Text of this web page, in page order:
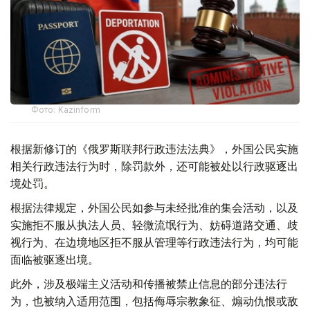
Фото: Kazinform
根据新修订的《俄罗斯联邦行政违法法典》，外国公民实施
相关行政违法行为时，除罚款外，还可能被处以行政驱逐出
境处罚。
根据法律规定，外国公民如参与未经批准的集会活动，以及
实施拒不服从执法人员、轻微流氓行为、妨碍道路交通、歧
视行为、在边境地区拒不服从管理等行政违法行为，均可能
面临被驱逐出境。
此外，涉及极端主义活动和传播被禁止信息的部分违法行
为，也被纳入适用范围，包括侮辱宗教象征、煽动仇恨或敌